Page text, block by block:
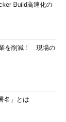
Build高速化の
を削減！ 現場の
名」とは